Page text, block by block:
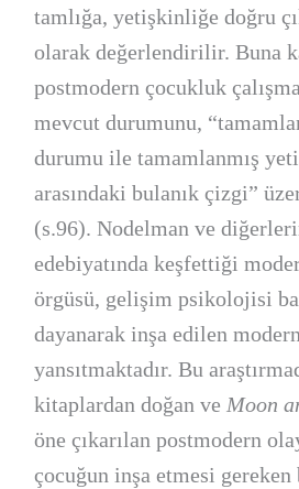
tamlığa, yetişkinliğe doğru
olarak değerlendirilir. Buna
postmodern çocukluk
mevcut durumunu,
durumu ile tamamlanmış
arasındaki bulanık çizgi”
(s.96). Nodelman ve
edebiyatında keşfettiği
örgüsü, gelişim psikolojisi
dayanarak inşa edilen
yansıtmaktadır. Bu
kitaplardan doğan ve Moon
öne çıkarılan postmodern
çocuğun inşa etmesi